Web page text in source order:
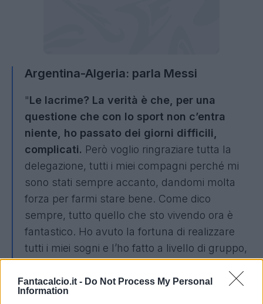
Fantacalcio.it - Do Not Process My Personal
Information
Argentina-Algeria: parla Messi
"Le lacrime? La verità è che, per una
questione che con lo sport non c’entra
niente, ho passato dei giorni difficili,
complicati. Però voglio ringraziare tutta la
delegazione, tutti i miei compagni perché mi
sono stati sempre accanto, dandomi molta
forza per farmi stare bene. Come dico
sempre, tutto quello che sto vivendo ora è
fantastico. Ho avuto la fortuna di realizzare
tutti i miei sogni e l’ho fatto a livello di gruppo,
che avrei potuto ottenere a livello individuale.
Oggi sto approfittando di questo, di un gruppo